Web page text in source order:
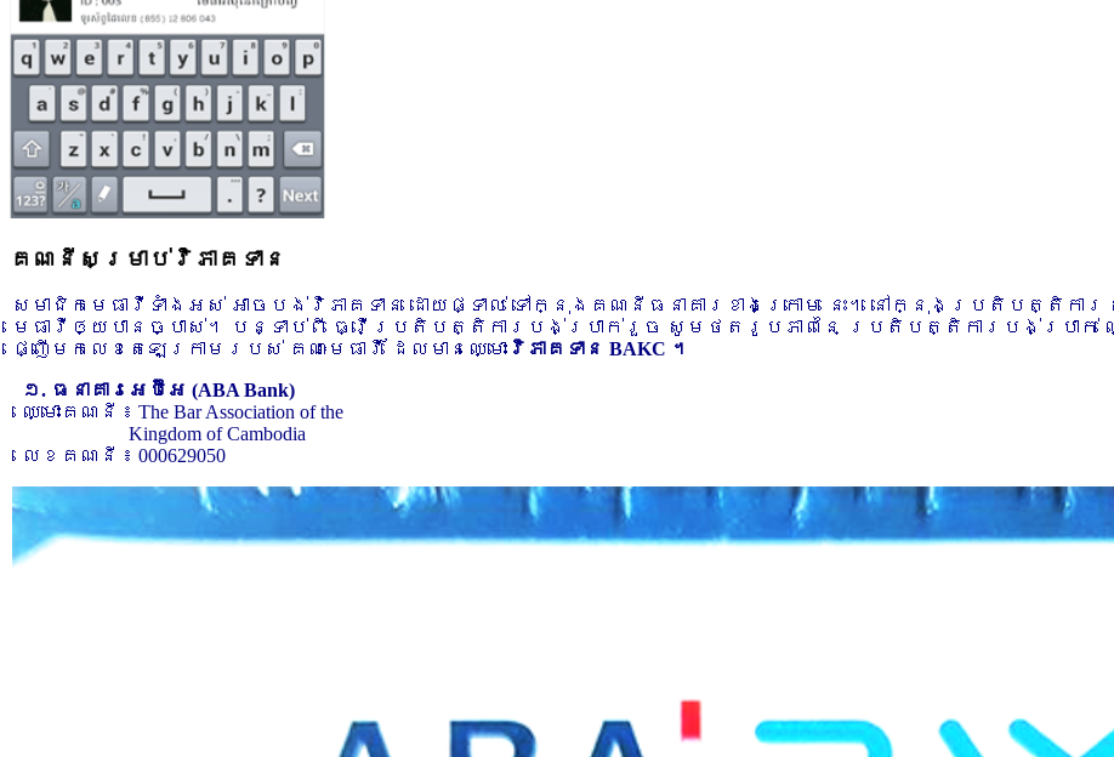
គណនីសម្រាប់វិភាគទាន
សមាជិកមេធាវីទាំងអស់ អាចបង់វិភាគទាន ដោយផ្ទាល់ ទៅក្នុងគណនីធនាគារខាងក្រោម នេះ។ នៅក្នុងប្រតិបត្តិកា
មេធាវីឲ្យបានច្បាស់។ បន្ទាប់ពី ធ្វើប្រតិបត្តិការបង់ប្រាក់រួច សូមថតរូបភាពនៃ ប្រតិបត្តិការបង់ប្រាក់ ឈ្
ផ្ញើមកលេខតេឡេក្រាមរបស់ គណៈមេធាវី ដែលមានឈ្មោះ វិភាគទាន BAKC ។
១. ធនាគារអេប៊ីអេ (ABA Bank)
ឈ្មោះគណនី ៖ The Bar Association of the
Kingdom of Cambodia
លេខគណនី ៖ 000629050